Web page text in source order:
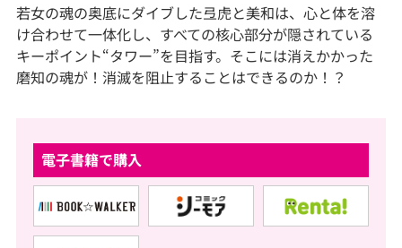
若女の魂の奥底にダイブした弖虎と美和は、心と体を溶
け合わせて一体化し、すべての核心部分が隠されている
キーポイント“タワー”を目指す。そこには消えかかった
磨知の魂が！消滅を阻止することはできるのか！？
電子書籍で購入